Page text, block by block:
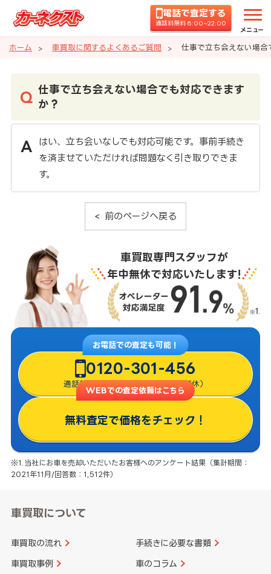
電話で査定する
通話料無料 8:00~22:00
メニュー
ホーム 車買取に関するよくあるご質問 仕事で立ち会えない場
仕事で立ち会えない場合でも対応できます
か？
はい、立ち会いなしでも対応可能です。事前手続き
を済ませていただければ問題なく引き取りできま
す。
前のページへ戻る
車買取専門スタッフが
年中無休で対応いたします!
お電話での査定も可能！
0120-301-456
通話料無料・8:00〜22:00（年中無休）
WEBでの査定依頼はこちら
無料査定で価格をチェック！
※1.当社にお車を売却いただいたお客様へのアンケート結果（集計期間：
2021年11月/回答数：1,512件）
車買取について
車買取の流れ 手続きに必要な書類
車買取事例 車のコラム